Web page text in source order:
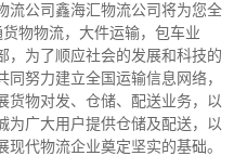
流公司鑫海汇物流公司将为您全
物物流，大件运输，包车业
，为了顺应社会的发展和科技的
努力建立全国运输信息网络，
货物对发、仓储、配送业务，以
为广大用户提供仓储及配送，以
代物流企业奠定坚实的基础。